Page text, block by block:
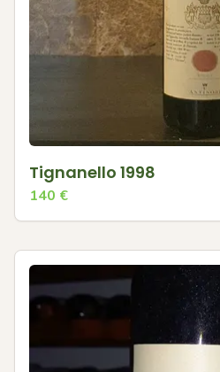
Tignanello 1998
140 €